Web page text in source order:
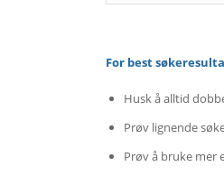
For best
Husk å alltid
Prøv lignende
Prøv å bruke mer